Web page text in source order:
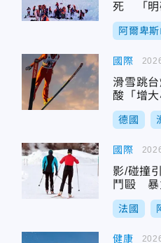
死 「明
阿爾卑斯
國際
滑雪跳
酸「增
德國
國際
影/碰撞
鬥毆 暴
法國
健康